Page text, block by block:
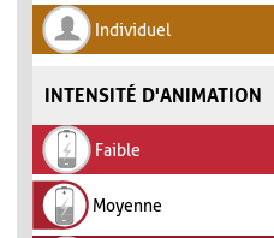
Individuel
INTENSITÉ D'ANIMATION
Faible
Moyenne